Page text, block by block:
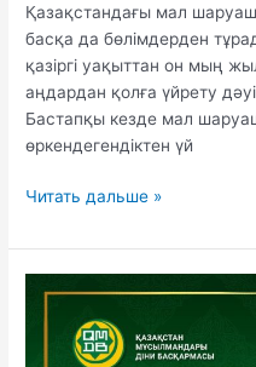
Қазақстандағы мал
басқа да бөлімдерден
қазіргі уақыттан он мың
аңдардан қолға үйрету
Бастапқы кезде мал
өркендегендіктен үй
Мал
туралы
слайд
Читать дальше »